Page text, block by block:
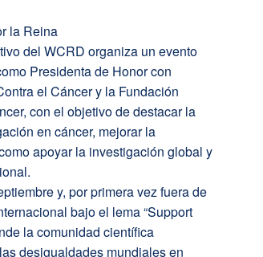
la Reina
del WCRD organiza un evento
Presidenta de Honor con
el Cáncer y la Fundación
con el objetivo de destacar la
en cáncer, mejorar la
apoyar la investigación global y
y, por primera vez fuera de
bajo el lema “Support
la comunidad científica
desigualdades mundiales en